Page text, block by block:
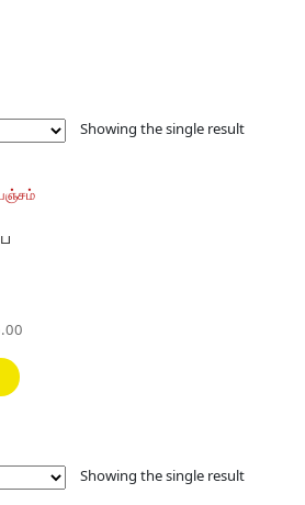
Showing the single result
Current
Showing the single result